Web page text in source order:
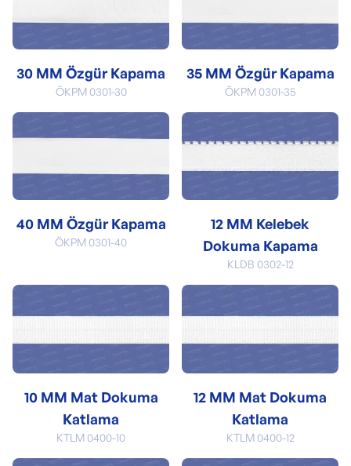
30 MM Özgür Kapama
ÖKPM 0301-30
35 MM Özgür Kapama
ÖKPM 0301-35
40 MM Özgür Kapama
ÖKPM 0301-40
12 MM Kelebek
Dokuma Kapama
KLDB 0302-12
10 MM Mat Dokuma
Katlama
KTLM 0400-10
12 MM Mat Dokuma
Katlama
KTLM 0400-12